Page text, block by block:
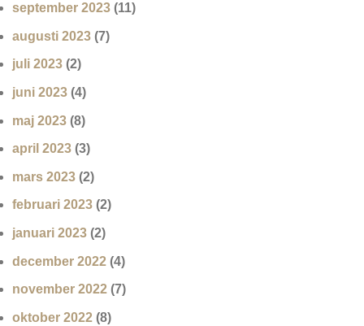
september 2023 (11)
augusti 2023 (7)
juli 2023 (2)
juni 2023 (4)
maj 2023 (8)
april 2023 (3)
mars 2023 (2)
februari 2023 (2)
januari 2023 (2)
december 2022 (4)
november 2022 (7)
oktober 2022 (8)